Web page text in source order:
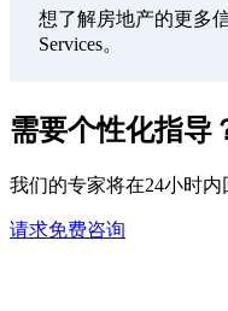
想了解房地产的更多
Services。
需要个性化指导
我们的专家将在24小时内
请求免费咨询